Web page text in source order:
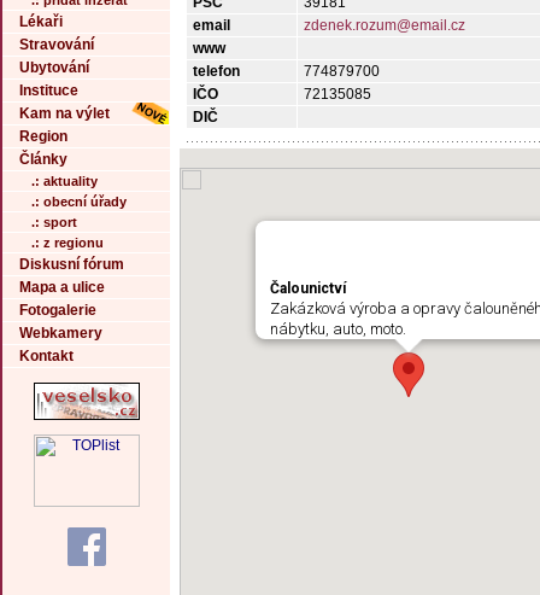
Lékaři
Stravování
Ubytování
Instituce
Kam na výlet
Region
Články
.: aktuality
.: obecní úřady
.: sport
.: z regionu
Diskusní fórum
Mapa a ulice
Fotogalerie
Webkamery
Kontakt
email
zdenek.rozum@email.cz
www
telefon
774879700
IČO
72135085
DIČ
Čalounictví
Zakázková výroba a opravy
nábytku, auto, moto.